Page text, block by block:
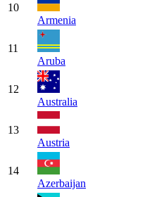
10
Armenia
11
Aruba
12
Australia
13
Austria
14
Azerbaijan